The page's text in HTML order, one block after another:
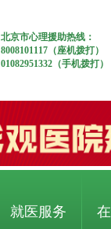
北京市心理援助热线：
8008101117（座机拨打）
01082951332（手机拨打）
就医服务